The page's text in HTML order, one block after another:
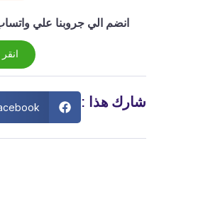
انضم الي جروبنا علي
انقر
شارك هذا :